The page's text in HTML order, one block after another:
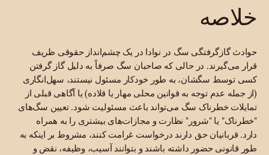
خلاصه
حوادث گازگرفتگی سگ در نوادا در یک چشم‌انداز حقوقی ظریف
قرار می‌گیرند. در حالی که صاحبان سگ صرفاً به دلیل گاز گرفتن
کسی توسط سگشان، به طور خودکار مسئول نیستند، سهل‌انگاری
(از جمله عدم توجه به قوانین محلی مهار یا قلاده) یا آگاهی قبلی از
تمایلات خطرناک سگ می‌تواند باعث مسئولیت شود. تعیین سگ‌های
"خطرناک" یا "شرور" نظارت و مجازات‌های بیشتری را به همراه
دارد. قربانیان حق دارند درخواست غرامت کنند، مشروط بر اینکه به
طور قانونی حضور داشته باشند و بتوانند آسیب، وظیفه، نقض و